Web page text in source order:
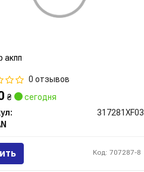
акпп
0 отзывов
₴
сегодня
317281XF03
Код: 707287-8